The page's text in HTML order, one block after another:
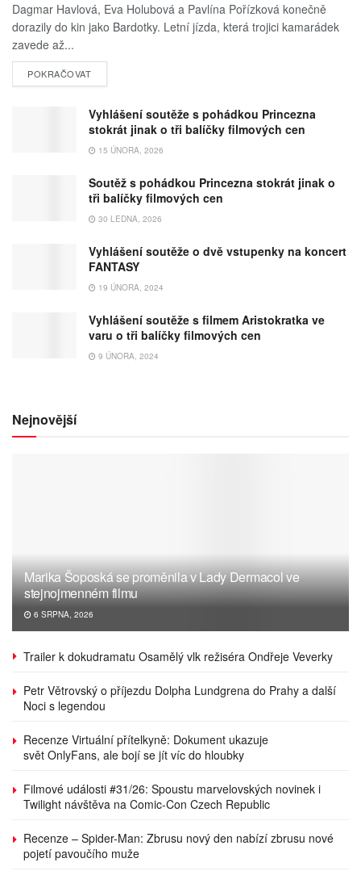
Dagmar Havlová, Eva Holubová a Pavlína Pořízková konečně
dorazily do kin jako Bardotky. Letní jízda, která trojici kamarádek
zavede až...
POKRAČOVAT
Vyhlášení soutěže s pohádkou Princezna
stokrát jinak o tři balíčky filmových cen
15 ÚNORA, 2026
Soutěž s pohádkou Princezna stokrát jinak o
tři balíčky filmových cen
30 LEDNA, 2026
Vyhlášení soutěže o dvě vstupenky na koncert
FANTASY
19 ÚNORA, 2024
Vyhlášení soutěže s filmem Aristokratka ve
varu o tři balíčky filmových cen
9 ÚNORA, 2024
Nejnovější
Marika Šoposká se proměnila v Lady Dermacol ve
stejnojmenném filmu
6 SRPNA, 2026
Trailer k dokudramatu Osamělý vlk režiséra Ondřeje Veverky
Petr Větrovský o příjezdu Dolpha Lundgrena do Prahy a další
Noci s legendou
Recenze Virtuální přítelkyně: Dokument ukazuje
svět OnlyFans, ale bojí se jít víc do hloubky
Filmové události #31/26: Spoustu marvelovských novinek i
Twilight návštěva na Comic-Con Czech Republic
Recenze – Spider-Man: Zbrusu nový den nabízí zbrusu nové
pojetí pavoučího muže